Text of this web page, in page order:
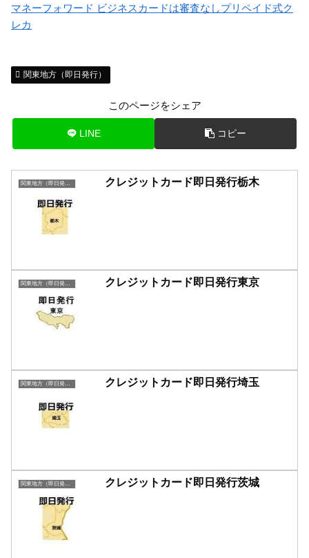
マネーフォワード ビジネスカードは審査なしプリペイド式ク
レカ
関東地方（即日発行）
このページをシェア
LINE コピー
関東地方（即日発行） クレジットカード即日発行栃木
関東地方（即日発行） クレジットカード即日発行東京
関東地方（即日発行） クレジットカード即日発行埼玉
関東地方（即日発行） クレジットカード即日発行茨城